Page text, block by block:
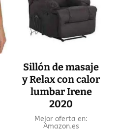
Sillón de masaje
y Relax con calor
lumbar Irene
2020
Mejor oferta en:
Amazon.es